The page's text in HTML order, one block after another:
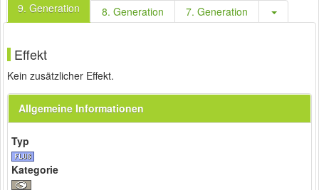
9. Generation 8. Generation 7. Generation
Effekt
Kein zusätzlicher Effekt.
Allgemeine Informationen
Typ
Kategorie